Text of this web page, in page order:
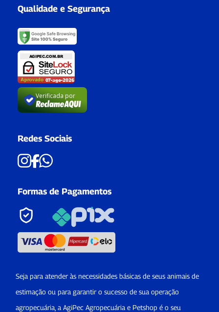
Qualidade e Segurança
Verificada por
Redes Sociais
Formas de Pagamentos
Seja para atender às necessidades básicas de seus animais de
estimação ou para garantir o sucesso de sua operação
agropecuária, a AgiPec Agropecuária e Petshop é o seu